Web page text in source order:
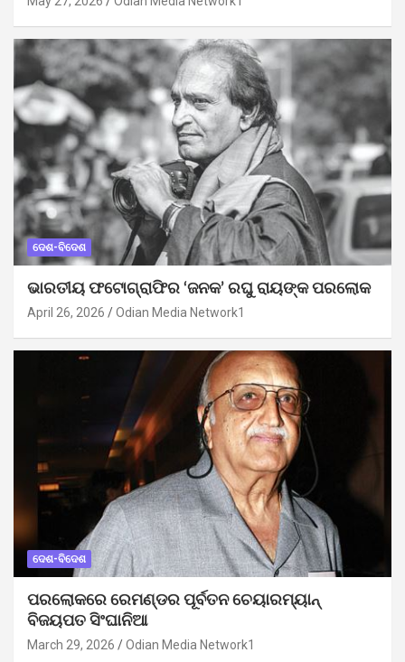
ଦେଶ-ବିଦେଶ
ଭାରତୀୟ ଫଟୋଗ୍ରାଫିର ‘ଜନକ’ ରଘୁ ରାୟଙ୍କ ପରଲୋକ
April 26, 2026 Odian Media Network1
ଦେଶ-ବିଦେଶ
ପରଲୋକରେ ରେମଣ୍ଡର ପୂର୍ବତନ ଚେୟାରମ୍ୟାନ୍
ବିଜୟପତ ସିଂଘାନିଆ
March 29, 2026 Odian Media Network1